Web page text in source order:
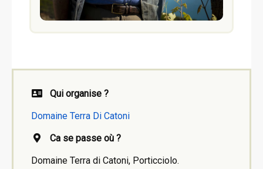
Qui organise ?
Domaine Terra Di Catoni
Ca se passe où ?
Domaine Terra di Catoni, Porticciolo.